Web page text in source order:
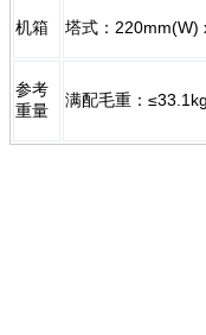
机箱 塔式：220mm(W)
参考
重量
满配毛重：